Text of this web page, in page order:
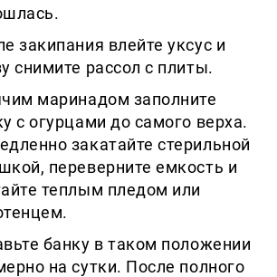
закипания влейте уксус и
снимите рассол с плиты.
маринадом заполните
с огурцами до самого верха.
закатайте стерильной
переверните емкость и
теплым пледом или
банку в таком положении
на сутки. После полного